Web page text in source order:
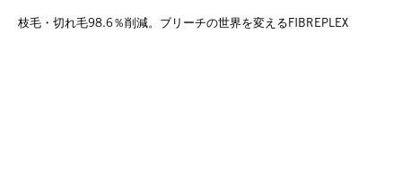
枝毛・切れ毛98.6％削減。ブリーチの世界を変えるFIBREPLEX